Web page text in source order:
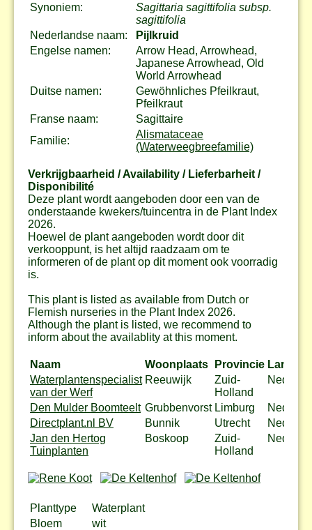
Synoniem:
Sagittaria sagittifolia subsp.
sagittifolia
Nederlandse naam:
Pijlkruid
Engelse namen:
Arrow Head, Arrowhead,
Japanese Arrowhead, Old
World Arrowhead
Duitse namen:
Gewöhnliches Pfeilkraut,
Pfeilkraut
Franse naam:
Sagittaire
Familie:
Alismataceae
(Waterweegbreefamilie)
Verkrijgbaarheid / Availability / Lieferbarheit /
Disponibilité
Deze plant wordt aangeboden door een van de
onderstaande kwekers/tuincentra in de Plant Index
2026.
Hoewel de plant aangeboden wordt door dit
verkooppunt, is het altijd raadzaam om te
informeren of de plant op dit moment ook voorradig
is.
This plant is listed as available from Dutch or
Flemish nurseries in the Plant Index 2026.
Although the plant is listed, we recommend to
inform about the availablity at this moment.
Naam Woonplaats Provincie Land
Waterplantenspecialist
van der Werf
Reeuwijk
Zuid-
Holland
Den Mulder Boomteelt Grubbenvorst Limburg
Directplant.nl BV
Bunnik Utrecht
Jan den Hertog
Tuinplanten
Boskoop
Zuid-
Holland
Planttype
Waterplant
Bloem
wit